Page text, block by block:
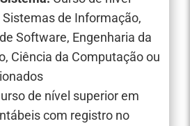
de Informação,
Software, Engenharia da
Ciência da Computação ou
de nível superior em
com registro no